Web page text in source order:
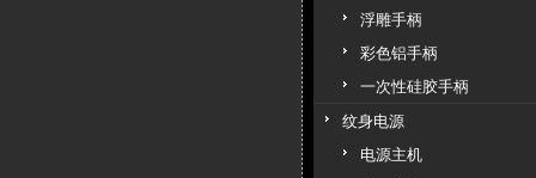
浮雕手柄
彩色铝手柄
一次性硅胶手柄
纹身电源
电源主机